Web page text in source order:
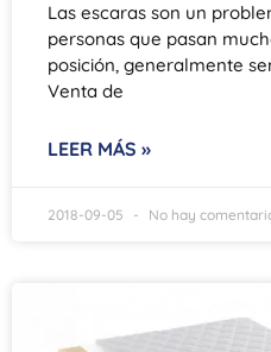
Las escaras son un
personas que pasan
posición, generalmente
Venta de
LEER MÁS »
2018-09-05 No hay